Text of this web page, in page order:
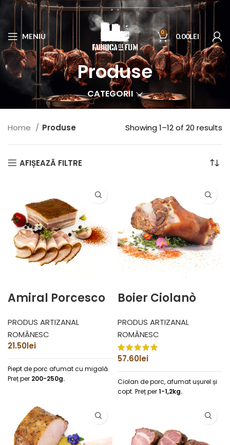
MENIU 0 0.00LEI
Produse
CATEGORII
Home Produse Showing 1–12 of 20 results
AFIȘEAZĂ FILTRE
Amiral Porcesco
PRODUS ARTIZANAL
ROMÂNESC
21.50lei
Piept de porc afumat cu migală.
Preț per 200-250g.
Boier Ciolanò
PRODUS ARTIZANAL
ROMÂNESC
57.60lei
Ciolan de porc, afumat ușurel și
copt. Preț per1-1,2kg.